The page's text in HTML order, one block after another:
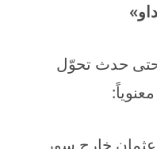
حتى حدث تحوّل
خارج سور